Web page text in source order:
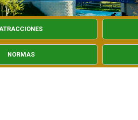
NORMAS